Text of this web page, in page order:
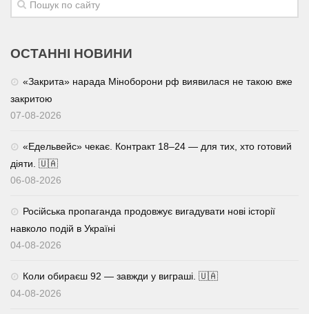
ОСТАННІ НОВИНИ
«Закрита» нарада Міноборони рф виявилася не такою вже
закритою
07-08-2026
«Едельвейс» чекає. Контракт 18–24 — для тих, хто готовий
діяти. 🇺🇦
06-08-2026
Російська пропаганда продовжує вигадувати нові історії
навколо подій в Україні
04-08-2026
Коли обираєш 92 — завжди у виграші. 🇺🇦
04-08-2026